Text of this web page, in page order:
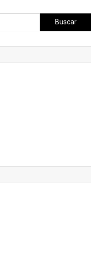
Buscar: